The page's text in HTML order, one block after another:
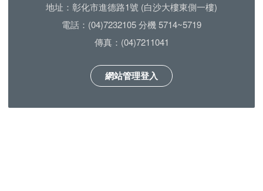
地址：彰化市進德路1號 (白沙大樓東側一樓)
電話：(04)7232105 分機 5714~5719
傳真：(04)7211041
網站管理登入